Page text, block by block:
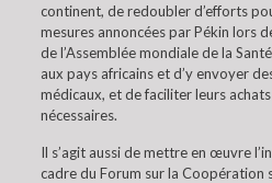
continent, de redoubler d’efforts
mesures annoncées par Pékin lors
de l’Assemblée mondiale de la
aux pays africains et d’y envoyer
médicaux, et de faciliter leurs
nécessaires.
Il s’agit aussi de mettre en œuvre
cadre du Forum sur la Coopération